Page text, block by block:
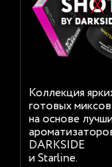
Коллекция
готовых миксов
на основе
DARKSIDE
и Starline.